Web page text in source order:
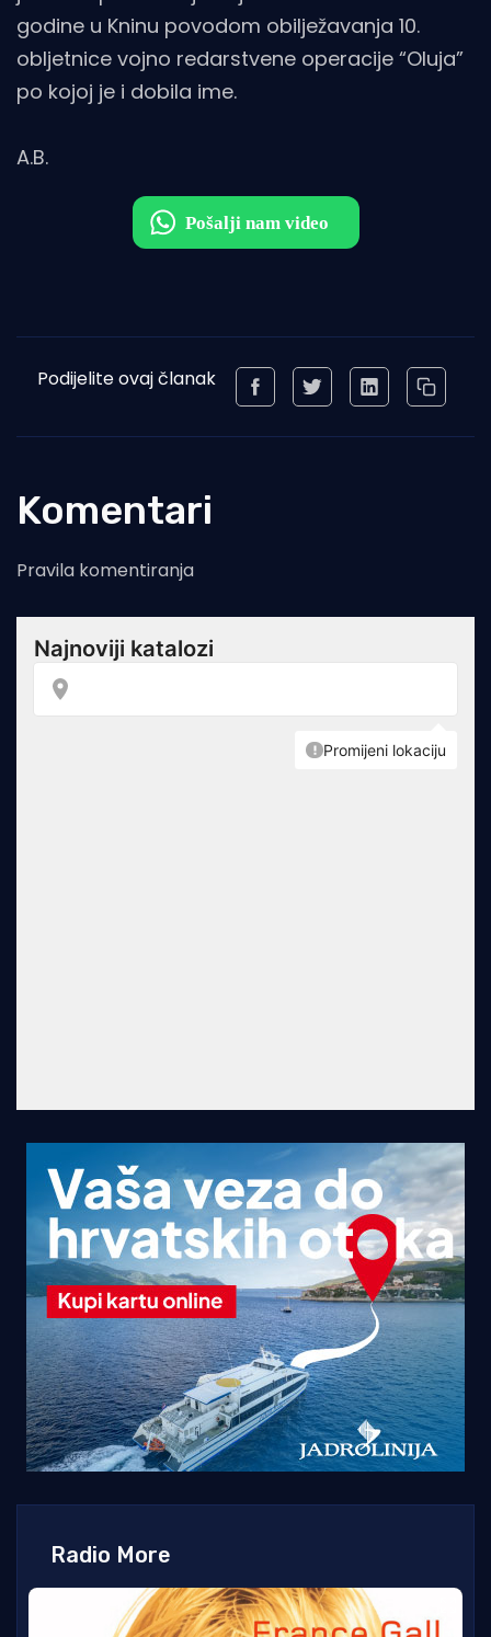
godine u Kninu povodom obilježavanja 10.
obljetnice vojno redarstvene operacije “Oluja”
po kojoj je i dobila ime.
A.B.
Podijelite ovaj članak
Komentari
Pravila komentiranja
Radio More